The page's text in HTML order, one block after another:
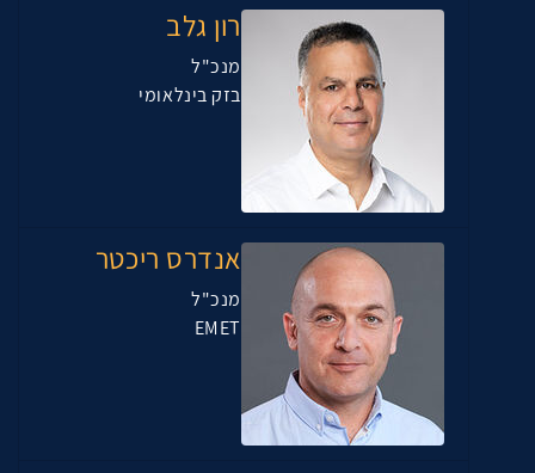
רון גלב
מנכ"ל
בזק בינלאומי
אנדרס ריכטר
מנכ"ל
EMET